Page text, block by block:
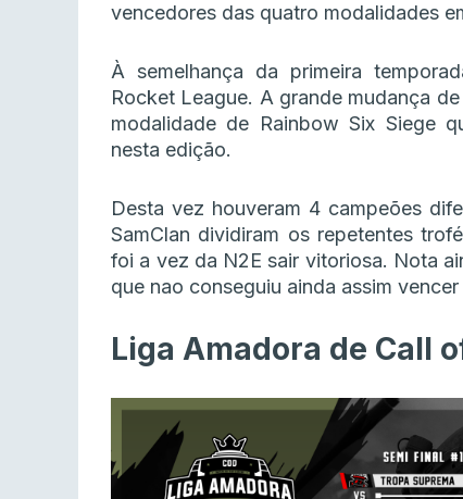
vencedores das quatro modalidades
À semelhança da primeira
Rocket League. A grande mudança
modalidade de Rainbow Six Siege
nesta edição.
Desta vez houveram 4 campeões
SamClan dividiram os repetentes
foi a vez da N2E sair vitoriosa. Nota
que nao conseguiu ainda assim
Liga Amadora de Call